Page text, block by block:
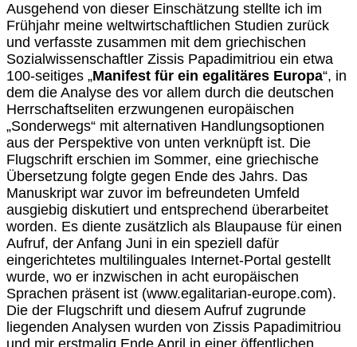
Ausgehend von dieser Einschätzung stellte ich im
Frühjahr meine weltwirtschaftlichen Studien zurück
und verfasste zusammen mit dem griechischen
Sozialwissenschaftler Zissis Papadimitriou ein etwa
100-seitiges „Manifest für ein egalitäres Europa“, in
dem die Analyse des vor allem durch die deutschen
Herrschaftseliten erzwungenen europäischen
„Sonderwegs“ mit alternativen Handlungsoptionen
aus der Perspektive von unten verknüpft ist. Die
Flugschrift erschien im Sommer, eine griechische
Übersetzung folgte gegen Ende des Jahrs. Das
Manuskript war zuvor im befreundeten Umfeld
ausgiebig diskutiert und entsprechend überarbeitet
worden. Es diente zusätzlich als Blaupause für einen
Aufruf, der Anfang Juni in ein speziell dafür
eingerichtetes multilinguales Internet-Portal gestellt
wurde, wo er inzwischen in acht europäischen
Sprachen präsent ist (www.egalitarian-europe.com).
Die der Flugschrift und diesem Aufruf zugrunde
liegenden Analysen wurden von Zissis Papadimitriou